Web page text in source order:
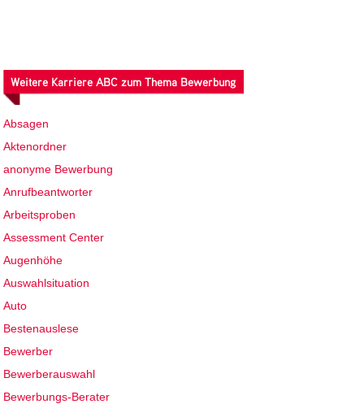
Weitere Karriere ABC zum Thema Bewerbung
Absagen
Aktenordner
anonyme Bewerbung
Anrufbeantworter
Arbeitsproben
Assessment Center
Augenhöhe
Auswahlsituation
Auto
Bestenauslese
Bewerber
Bewerberauswahl
Bewerbungs-Berater